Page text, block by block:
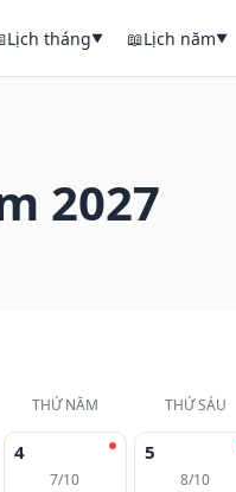
Lịch tháng▼ 📖Lịch năm▼
2027
THỨ NĂM THỨ SÁU
4
7/10
5
8/10